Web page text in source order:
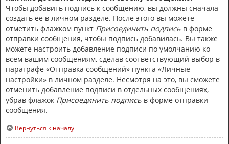
Чтобы добавить подпись к сообщению, вы должны сначала
создать её в личном разделе. После этого вы можете
отметить флажком пункт Присоединить подпись в форме
отправки сообщения, чтобы подпись добавилась. Вы также
можете настроить добавление подписи по умолчанию ко
всем вашим сообщениям, сделав соответствующий выбор в
параграфе «Отправка сообщений» пункта «Личные
настройки» в личном разделе. Несмотря на это, вы сможете
отменить добавление подписи в отдельных сообщениях,
убрав флажок Присоединить подпись в форме отправки
сообщения.
Вернуться к началу